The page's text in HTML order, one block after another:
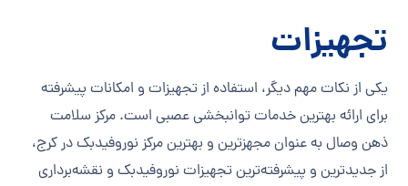
تجهیزات
یکی از نکات مهم دیگر، استفاده از تجهیزات و امکانات پیشرفته
برای ارائه بهترین خدمات توانبخشی عصبی است. مرکز سلامت
ذهن وصال به عنوان مجهزترین و بهترین مرکز نوروفیدبک در کرج،
از جدیدترین و پیشرفته‌ترین تجهیزات نوروفیدبک و نقشه‌برداری